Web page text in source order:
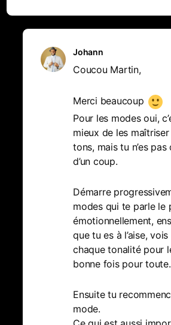
Johann
Coucou Martin,
Merci beaucoup
Pour les modes oui,
mieux de les
tons, mais tu n’es pas
d’un coup.
Démarre
modes qui te parle le
émotionnellement,
que tu es à l’aise,
chaque tonalité pour
bonne fois pour toute.
Ensuite tu
mode.